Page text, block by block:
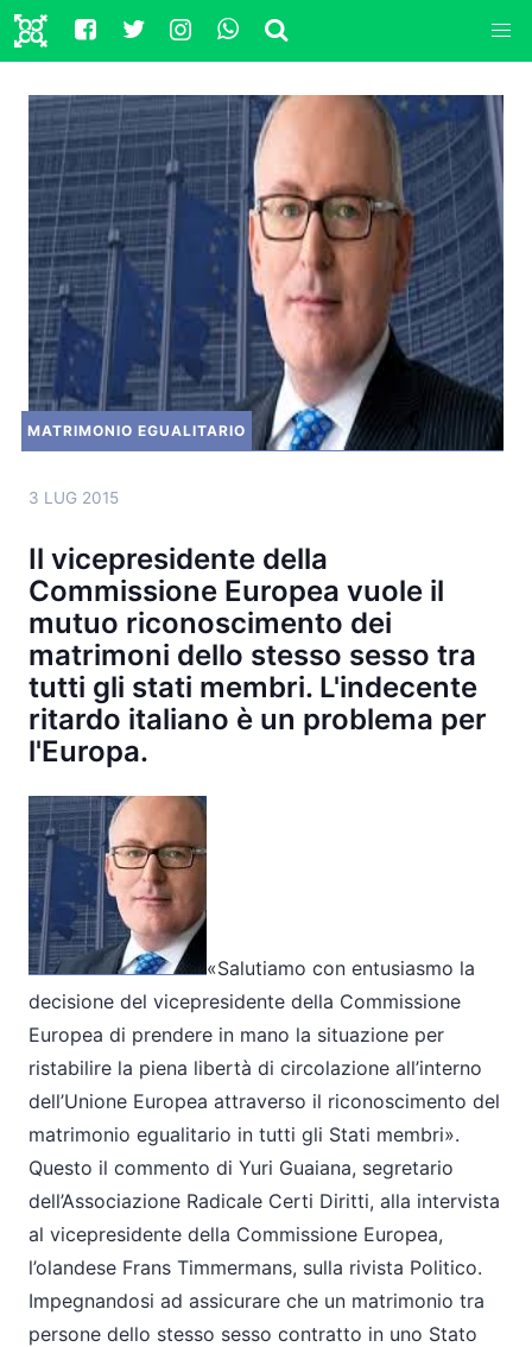
MATRIMONIO EGUALITARIO
3 LUG 2015
Il vicepresidente della
Commissione Europea vuole il
mutuo riconoscimento dei
matrimoni dello stesso sesso tra
tutti gli stati membri. L'indecente
ritardo italiano è un problema per
l'Europa.
«Salutiamo con entusiasmo la
decisione del vicepresidente della Commissione
Europea di prendere in mano la situazione per
ristabilire la piena libertà di circolazione all’interno
dell’Unione Europea attraverso il riconoscimento del
matrimonio egualitario in tutti gli Stati membri».
Questo il commento di Yuri Guaiana, segretario
dell’Associazione Radicale Certi Diritti, alla intervista
al vicepresidente della Commissione Europea,
l’olandese Frans Timmermans, sulla rivista Politico.
Impegnandosi ad assicurare che un matrimonio tra
persone dello stesso sesso contratto in uno Stato